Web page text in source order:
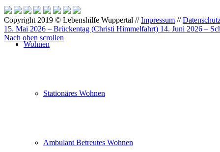
Wohnen
Stationäres Wohnen
Ambulant Betreutes Wohnen
Copyright 2019 © Lebenshilfe Wuppertal //Impressum //
15. Mai 2026 – Brückentag (Christi Himmelfahrt) 14. Juni 2026 –
Nach oben scrollen